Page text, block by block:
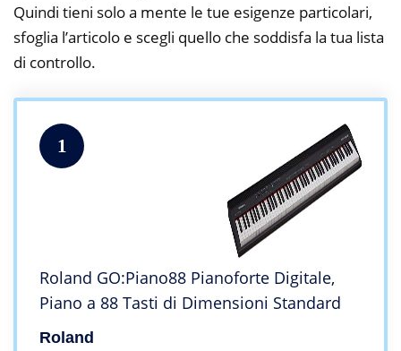
Quindi tieni solo a mente le tue esigenze particolari,
sfoglia l’articolo e scegli quello che soddisfa la tua lista
di controllo.
1
Roland GO:Piano88 Pianoforte Digitale,
Piano a 88 Tasti di Dimensioni Standard
Roland